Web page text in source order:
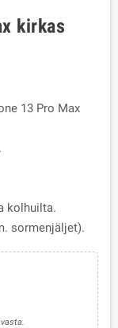
kirkas
13 Pro Max
kolhuilta.
sormenjäljet).